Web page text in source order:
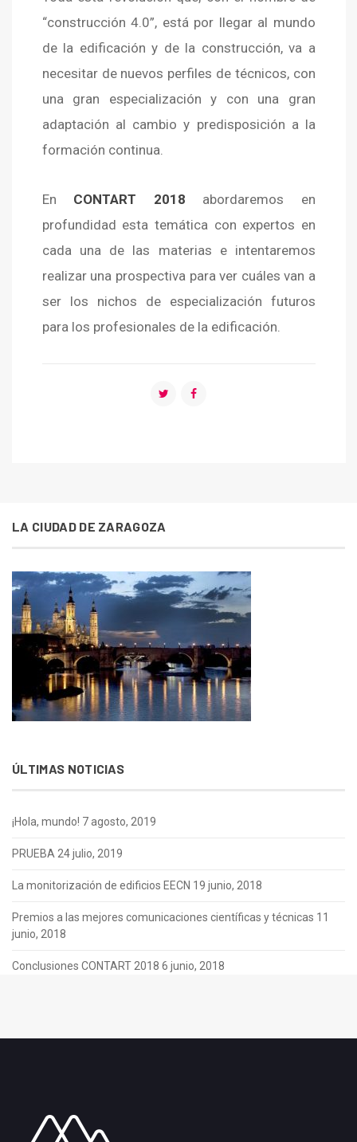
“construcción 4.0”, está por llegar al mundo
de la edificación y de la construcción, va a
necesitar de nuevos perfiles de técnicos, con
una gran especialización y con una gran
adaptación al cambio y predisposición a la
formación continua.
En CONTART 2018 abordaremos en
profundidad esta temática con expertos en
cada una de las materias e intentaremos
realizar una prospectiva para ver cuáles van a
ser los nichos de especialización futuros
para los profesionales de la edificación.
LA CIUDAD DE ZARAGOZA
ÚLTIMAS NOTICIAS
¡Hola, mundo! 7 agosto, 2019
PRUEBA 24 julio, 2019
La monitorización de edificios EECN 19 junio, 2018
Premios a las mejores comunicaciones científicas y técnicas 11
junio, 2018
Conclusiones CONTART 2018 6 junio, 2018